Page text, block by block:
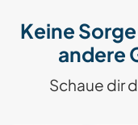
Keine
andere
Schaue dir